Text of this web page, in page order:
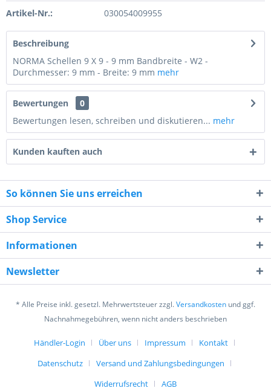
6 - 2 = ?
Ich habe die Datenschutzerklärung
verstanden und stimme zu. *
Mit * gekennzeichnete Felder sind Pflichtfelder.
Senden
Artikel-Nr.: 030054009955
Beschreibung
NORMA Schellen 9 X 9 - 9 mm Bandbreite - W2 -
Durchmesser: 9 mm - Breite: 9 mm mehr
Bewertungen
0
Bewertungen lesen, schreiben und diskutieren... mehr
Kunden kauften auch
So können Sie uns erreichen
Shop Service
Informationen
Newsletter
* Alle Preise inkl. gesetzl. Mehrwertsteuer zzgl.Versandkosten und ggf.
Nachnahmegebühren, wenn nicht anders beschrieben
Händler-Login Über uns Impressum
Kontakt
Datenschutz
Versand und Zahlungsbedingungen
Widerrufsrecht
AGB